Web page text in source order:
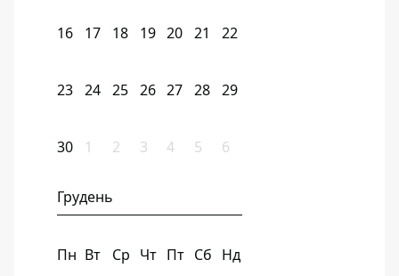
16 17 18 19 20 21 22
23 24 25 26 27 28 29
30 1 2 3 4 5 6
Грудень
Пн Вт Ср Чт Пт Сб Нд